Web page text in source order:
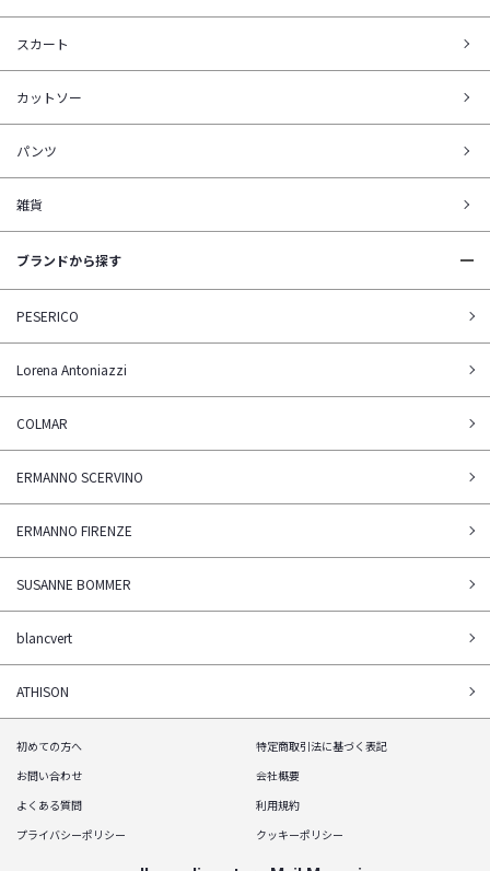
スカート
カットソー
パンツ
雑貨
ブランドから探す
PESERICO
Lorena Antoniazzi
COLMAR
ERMANNO SCERVINO
ERMANNO FIRENZE
SUSANNE BOMMER
blancvert
ATHISON
初めての方へ
特定商取引法に基づく表記
お問い合わせ
会社概要
よくある質問
利用規約
プライバシーポリシー
クッキーポリシー